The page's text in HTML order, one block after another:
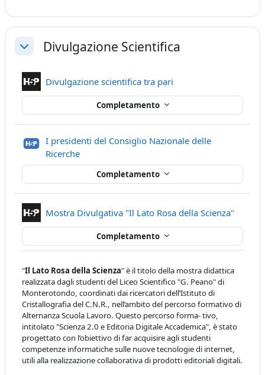
MinimizzaDivulgazione Scientifica
Divulgazione scientifica tra pari
Completamento
I presidenti del Consiglio Nazionale delle
RicercheH5P
Completamento
Mostra Divulgativa "Il Lato Rosa della Scienza"
Completamento
"Il Lato Rosa della Scienza" è il titolo della mostra didattica
realizzata dagli studenti del Liceo Scientifico "G. Peano" di
Monterotondo, coordinati dai ricercatori dell’Istituto di
Cristallografia del C.N.R., nell’ambito del percorso formativo di
Alternanza Scuola Lavoro. Questo percorso forma- tivo,
intitolato "Scienza 2.0 e Editoria Digitale Accademica", è stato
progettato con l’obiettivo di far acquisire agli studenti
competenze informatiche sulle nuove tecnologie di internet,
utili alla realizzazione collaborativa di prodotti editoriali digitali.